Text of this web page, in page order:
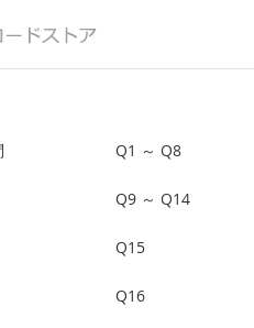
Q1 ～ Q8
Q9 ～ Q14
Q15
Q16